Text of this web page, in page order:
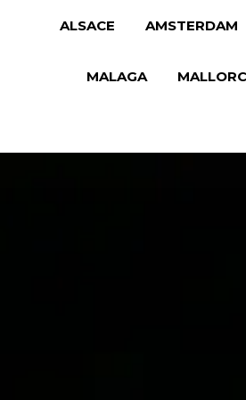
ALSACE AMSTERDAM
MALAGA